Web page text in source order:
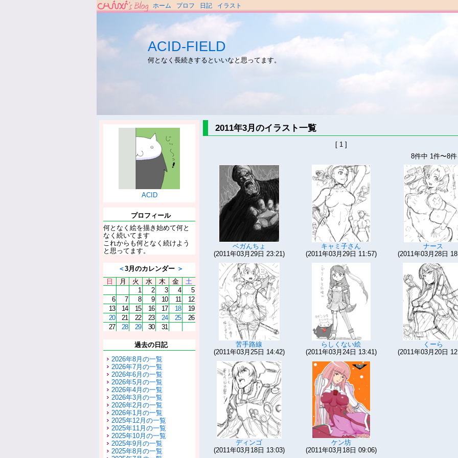
ホーム プロフ 日記 イラスト
ACID-FIELD
何となく長続きするといいなと思ってます。
ACID
プロフィール
何となく絵を描き始めて何と
なく続いてます
これからも何となく続けよう
と思ってます。
＜3月のカレンダー ＞
日
月 火 水 木 金
土
1
2 3 4
5
6
7 8 9 10 11
12
13
14 15 16 17 18
19
20
21 22 23 24 25
26
27
28 29 30 31
過去の日記
2026年8月の一覧
2026年7月の一覧
2026年6月の一覧
2026年5月の一覧
2026年4月の一覧
2026年3月の一覧
2026年2月の一覧
2026年1月の一覧
2025年12月の一覧
2025年11月の一覧
2025年10月の一覧
2025年9月の一覧
2025年8月の一覧
2011年3月のイラスト一覧
[ 1 ]
8件中 1件〜8
ベガんちょ
(2011年03月29日 23:21)
キャミ子さん
(2011年03月29日 11:57)
ナース
(2011年03月28日
苦手路線
(2011年03月25日 14:42)
らしくない絵
(2011年03月24日 13:41)
くーら
(2011年03月20日
ディンゴ
(2011年03月18日 13:03)
ケン坊
(2011年03月18日 09:06)